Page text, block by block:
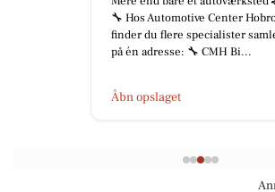
🔧 Hos Automotive Center
finder du flere specialister
på én adresse: 🔧 CMH Bi...
Åbn opslaget